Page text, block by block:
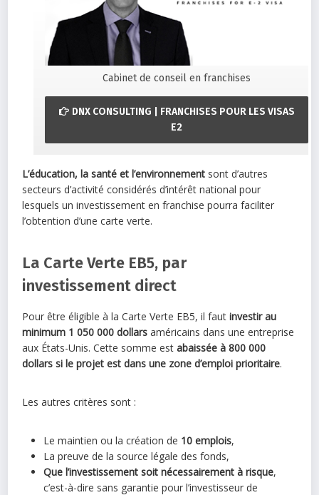
Cabinet de conseil en franchises
DNX CONSULTING | FRANCHISES POUR LES VISAS
E2
L’éducation, la santé et l’environnement sont d’autres
secteurs d’activité considérés d’intérêt national pour
lesquels un investissement en franchise pourra faciliter
l’obtention d’une carte verte.
La Carte Verte EB5, par
investissement direct
Pour être éligible à la Carte Verte EB5, il fautinvestir au
minimum 1 050 000 dollars américains dans une entreprise
aux États-Unis. Cette somme estabaissée à 800 000
dollars si le projet est dans une zone d’emploi prioritaire.
Les autres critères sont :
Le maintien ou la création de 10 emplois,
La preuve de la source légale des fonds,
Que l’investissement soit nécessairement à risque,
c’est-à-dire sans garantie pour l’investisseur de